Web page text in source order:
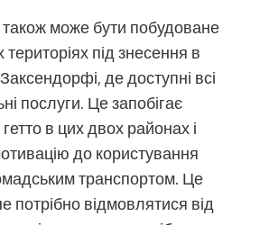
може бути побудоване
під знесення в
де доступні всі
послуги. Це запобігає
в цих двох районах і
до користування
транспортом. Це
потрібно відмовлятися від